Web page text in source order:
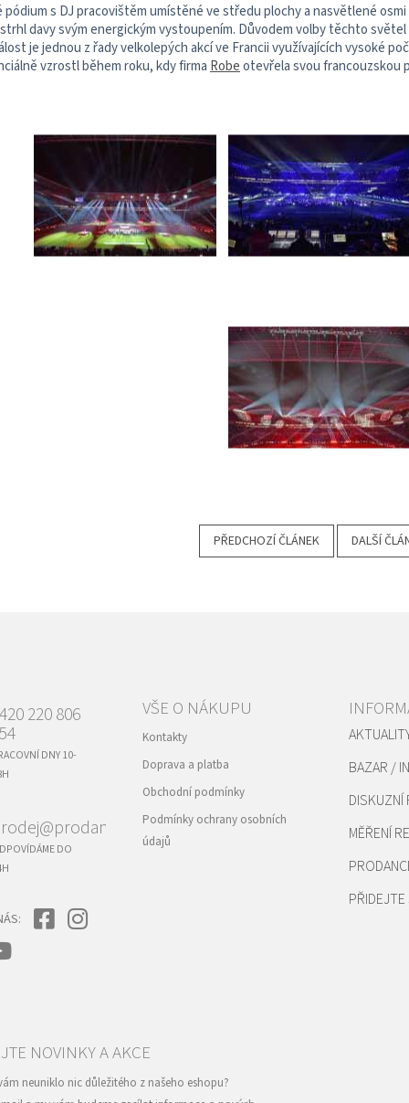
pódium s DJ pracovištěm umístěné ve středu plochy a nasvětlené
davy svým energickým vystoupením. Důvodem volby těchto
je jednou z řady velkolepých akcí ve Francii využívajících vysoké
vzrostl během roku, kdy firma Robeotevřela svou francouzskou
PŘEDCHOZÍ ČLÁNEK DALŠÍ
220 806
DNY 10-
DO
VŠE O NÁKUPU
Kontakty
Doprava a platba
Obchodní podmínky
Podmínky ochrany osobních
údajů
BAZAR /
DISKUZNÍ
MĚŘENÍ
PŘIDEJTE